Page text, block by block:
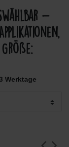
-
Größe:
Werktage